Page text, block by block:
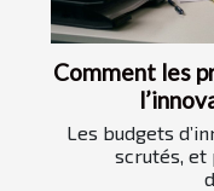
Comment les
Les budgets
scrutés, et